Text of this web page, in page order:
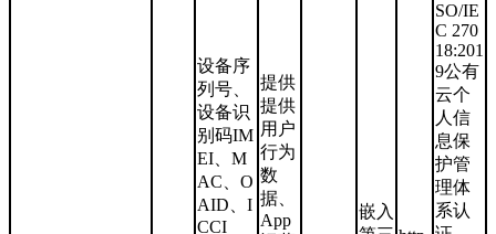
设备序
列号、
设备识
别码IM
EI、M
AC、O
AID、I
CCI
提供
提供
用户
行为
数
据、
App
嵌入
SO/IE
C 270
18:201
9公有
云个
人信
息保
护管
理体
系认